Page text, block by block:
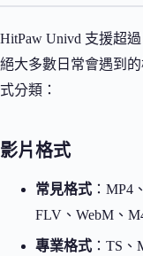
HitPaw Univd 支援超
絕大多數日常會遇到
式分類：
影片格式
常見格式 ：
FLV、WebM、
專業格式 ：TS